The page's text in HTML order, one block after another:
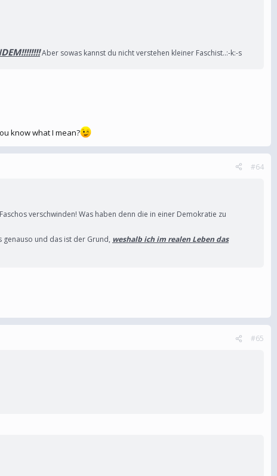
Aber sowas kannst du nicht verstehen kleiner Faschist..:-k:-s
know what I mean?
#64
verschwinden! Was haben denn die in einer Demokratie zu
genauso und das ist der Grund, weshalb ich im realen Leben das
#65